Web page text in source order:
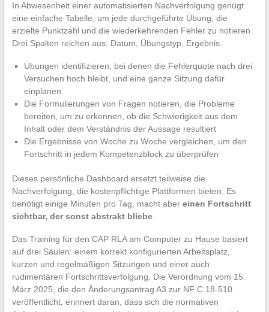
In Abwesenheit einer automatisierten Nachverfolgung genügt
eine einfache Tabelle, um jede durchgeführte Übung, die
erzielte Punktzahl und die wiederkehrenden Fehler zu notieren.
Drei Spalten reichen aus: Datum, Übungstyp, Ergebnis.
Übungen identifizieren, bei denen die Fehlerquote nach drei
Versuchen hoch bleibt, und eine ganze Sitzung dafür
einplanen
Die Formulierungen von Fragen notieren, die Probleme
bereiten, um zu erkennen, ob die Schwierigkeit aus dem
Inhalt oder dem Verständnis der Aussage resultiert
Die Ergebnisse von Woche zu Woche vergleichen, um den
Fortschritt in jedem Kompetenzblock zu überprüfen
Dieses persönliche Dashboard ersetzt teilweise die
Nachverfolgung, die kostenpflichtige Plattformen bieten. Es
benötigt einige Minuten pro Tag, macht aber einen Fortschritt
sichtbar, der sonst abstrakt bliebe.
Das Training für den CAP RLA am Computer zu Hause basiert
auf drei Säulen: einem korrekt konfigurierten Arbeitsplatz,
kurzen und regelmäßigen Sitzungen und einer auch
rudimentären Fortschrittsverfolgung. Die Verordnung vom 15.
März 2025, die den Änderungsantrag A3 zur NF C 18-510
veröffentlicht, erinnert daran, dass sich die normativen